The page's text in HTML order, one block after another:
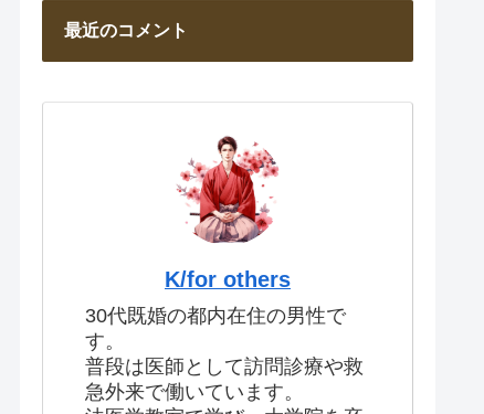
最近のコメント
K/for others
30代既婚の都内在住の男性で
す。
普段は医師として訪問診療や救
急外来で働いています。